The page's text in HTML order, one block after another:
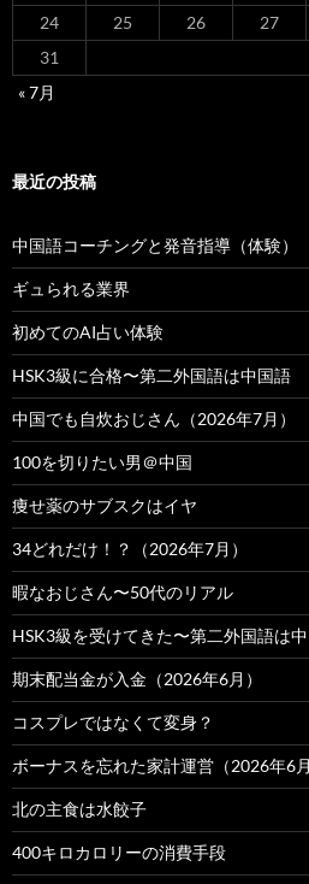
24
25 26 27
31
« 7月
最近の投稿
中国語コーチングと発音指導（体験）
ギュられる業界
初めてのAI占い体験
HSK3級に合格〜第二外国語は中国語
中国でも自炊おじさん（2026年7月）
100を切りたい男＠中国
痩せ薬のサブスクはイヤ
34どれだけ！？（2026年7月）
暇なおじさん〜50代のリアル
HSK3級を受けてきた〜第二外国語は
期末配当金が入金（2026年6月）
コスプレではなくて変身？
ボーナスを忘れた家計運営（2026年6月
北の主食は水餃子
400キロカロリーの消費手段